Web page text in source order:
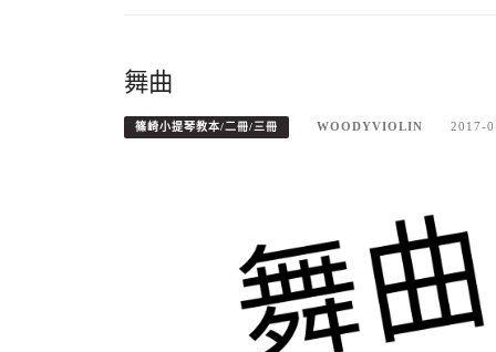
舞曲
篠崎小提琴教本/二冊/三冊 WOODYVIOLIN 2017-